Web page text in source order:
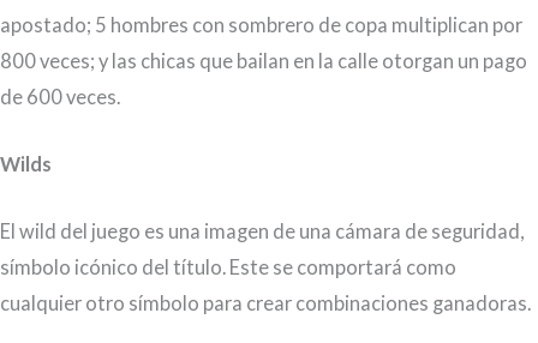
apostado; 5 hombres con sombrero de copa multiplican por
800 veces; y las chicas que bailan en la calle otorgan un pago
de 600 veces.
Wilds
El wild del juego es una imagen de una cámara de seguridad,
símbolo icónico del título. Este se comportará como
cualquier otro símbolo para crear combinaciones ganadoras.